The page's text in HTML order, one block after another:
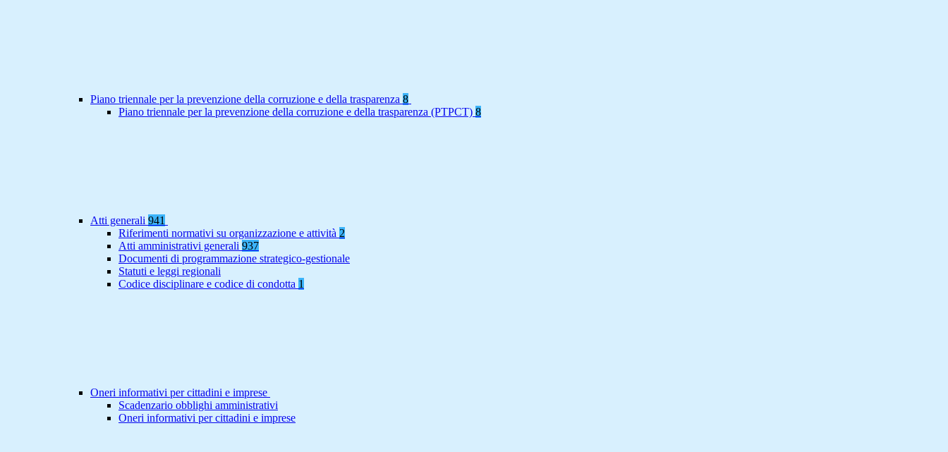
Piano triennale per la prevenzione della corruzione e della trasparenza 8
Piano triennale per la prevenzione della corruzione e della trasparenza (PTPCT) 8
Atti generali 941
Riferimenti normativi su organizzazione e attività 2
Atti amministrativi generali 937
Documenti di programmazione strategico-gestionale
Statuti e leggi regionali
Codice disciplinare e codice di condotta 1
Oneri informativi per cittadini e imprese
Scadenzario obblighi amministrativi
Oneri informativi per cittadini e imprese